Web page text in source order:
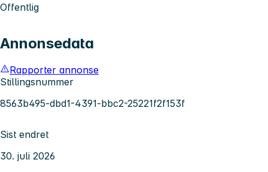
Offentlig
Annonsedata
Rapporter annonse
Stillingsnummer
8563b495-dbd1-4391-bbc2-25221f2f153f
Sist endret
30. juli 2026